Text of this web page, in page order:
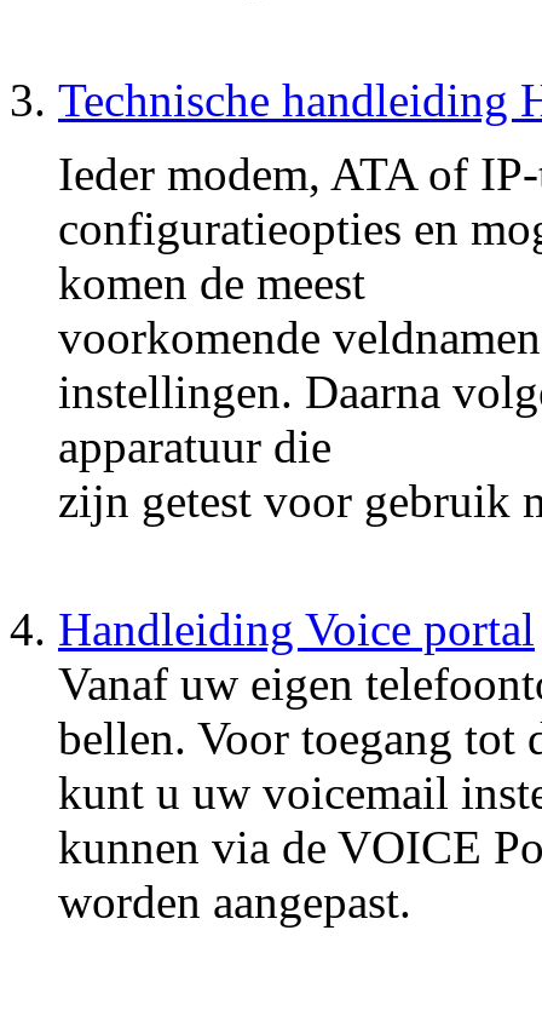
Technische handleiding
Ieder modem, ATA of
configuratieopties en
komen de meest
voorkomende
instellingen. Daarna
apparatuur die
zijn getest voor gebruik
Handleiding Voice portal
Vanaf uw eigen
bellen. Voor toegang
kunt u uw voicemail
kunnen via de VOICE
worden aangepast.